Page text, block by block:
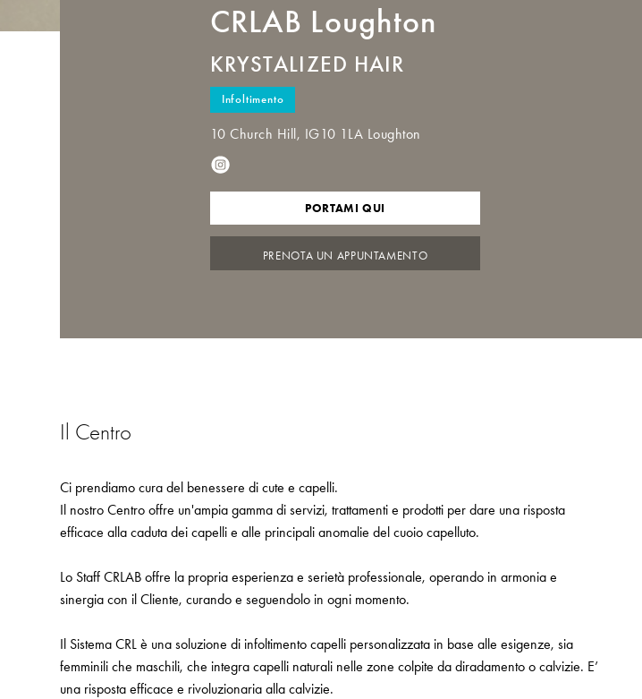
CRLAB Loughton
KRYSTALIZED HAIR
Infoltimento
10 Church Hill, IG10 1LA Loughton
PORTAMI QUI
PRENOTA UN APPUNTAMENTO
Il Centro
Ci prendiamo cura del benessere di cute e capelli.
Il nostro Centro offre un'ampia gamma di servizi, trattamenti e prodotti per dare una risposta
efficace alla caduta dei capelli e alle principali anomalie del cuoio capelluto.
Lo Staff CRLAB offre la propria esperienza e serietà professionale, operando in armonia e
sinergia con il Cliente, curando e seguendolo in ogni momento.
Il Sistema CRL è una soluzione di infoltimento capelli personalizzata in base alle esigenze, sia
femminili che maschili, che integra capelli naturali nelle zone colpite da diradamento o calvizie. E’
una risposta efficace e rivoluzionaria alla calvizie.